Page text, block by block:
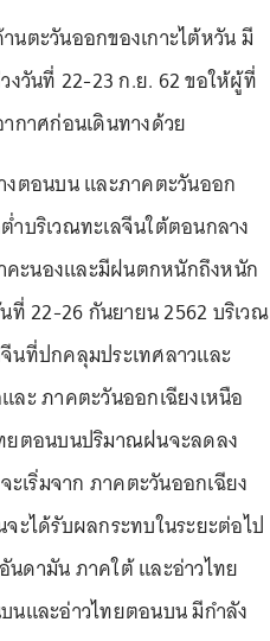
นตะวันออกของเกาะไต้หวัน มี
งวันที่ 22-23 ก.ย. 62 ขอให้ผู้ที่
กาศก่อนเดินทางด้วย
ตอนบน และภาคตะวันออก
ำบริเวณทะเลจีนใต้ตอนกลาง
ะนองและมีฝนตกหนักถึงหนัก
ที่ 22-26 กันยายน 2562 บริเวณ
นที่ปกคลุมประเทศลาวและ
ะ ภาคตะวันออกเฉียงเหนือ
ยตอนบนปริมาณฝนจะลดลง
เริ่มจาก ภาคตะวันออกเฉียง
ะได้รับผลกระทบในระยะต่อไป
ดามัน ภาคใต้ และอ่าวไทย
และอ่าวไทยตอนบน มีกำลัง